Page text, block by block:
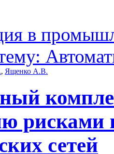
в
, Ященко А.В.
рисками
сетей